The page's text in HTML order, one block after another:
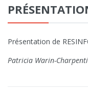
Présentation de
Patricia Warin-